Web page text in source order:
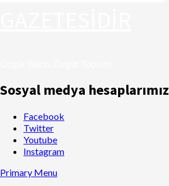
Sosyal medya hesaplarımız
Facebook
Twitter
Youtube
Instagram
Primary Menu